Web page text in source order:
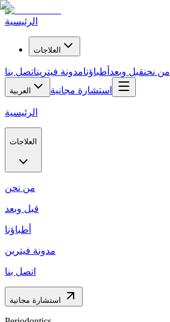
الرئيسية
العلاجات
من نحنقبل وبعد أطباؤنامدونة فيتريناتصل بنا
العربية استشارة مجانية
الرئيسية
العلاجات
من نحن
قبل وبعد
أطباؤنا
مدونة فيترين
اتصل بنا
استشارة مجانية